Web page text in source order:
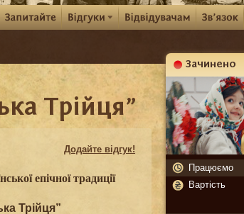
Трійця”
Додайте відгук!
епічної традиції
Трійця”
Зачинено
Карантин
Працюємо
Вартість